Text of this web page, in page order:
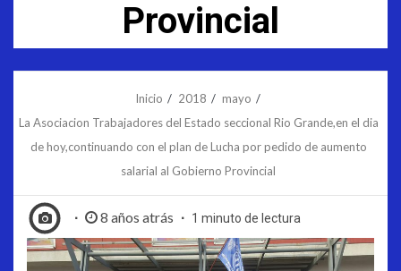
Provincial
Inicio 2018
mayo
La Asociacion Trabajadores del Estado seccional Rio Grande,en el dia
de hoy,continuando con el plan de Lucha por pedido de aumento
salarial al Gobierno Provincial
8 años atrás 1 minuto de lectura